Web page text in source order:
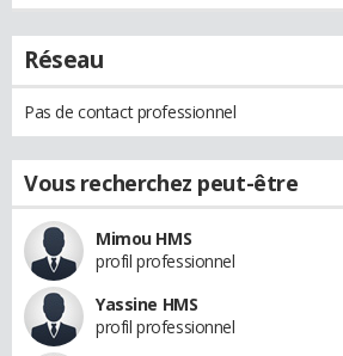
Réseau
Pas de contact professionnel
Vous recherchez peut-être
Mimou HMS
profil professionnel
Yassine HMS
profil professionnel